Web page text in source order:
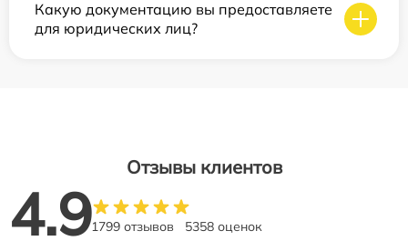
Какую документацию вы предоставляете
для юридических лиц?
Отзывы клиентов
4.91799 отзывов 5358 оценок